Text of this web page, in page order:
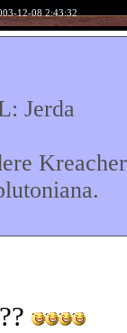
12-08 2:43:32
Jerda